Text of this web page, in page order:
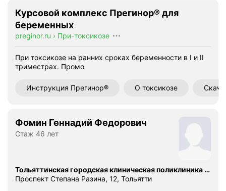
Курсовой комплекс Прегинор® для
беременных
preginor.ru › При-токсикозе
При токсикозе на ранних сроках беременности в I и II
триместрах. Промо
Инструкция Прегинор® О токсикозе
Фомин Геннадий Федорович
Стаж 46 лет
Тольяттинская городская клиническая поликлиника № 3, амбулаторно-поликлинический комплекс № 3
Проспект Степана Разина, 12, Тольятти